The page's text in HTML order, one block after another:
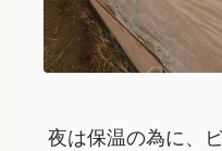
夜は保温の為に、